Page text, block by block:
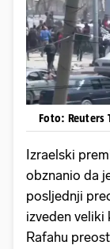
Foto: Reuters
Izraelski
obznanio da
posljednji
izveden veliki
Rafahu